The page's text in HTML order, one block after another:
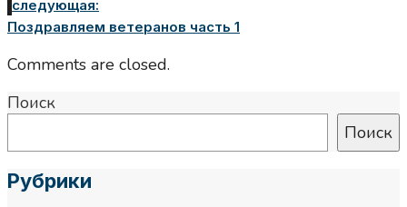
следующая:
Поздравляем ветеранов часть 1
Comments are closed.
Поиск
Поиск
Рубрики